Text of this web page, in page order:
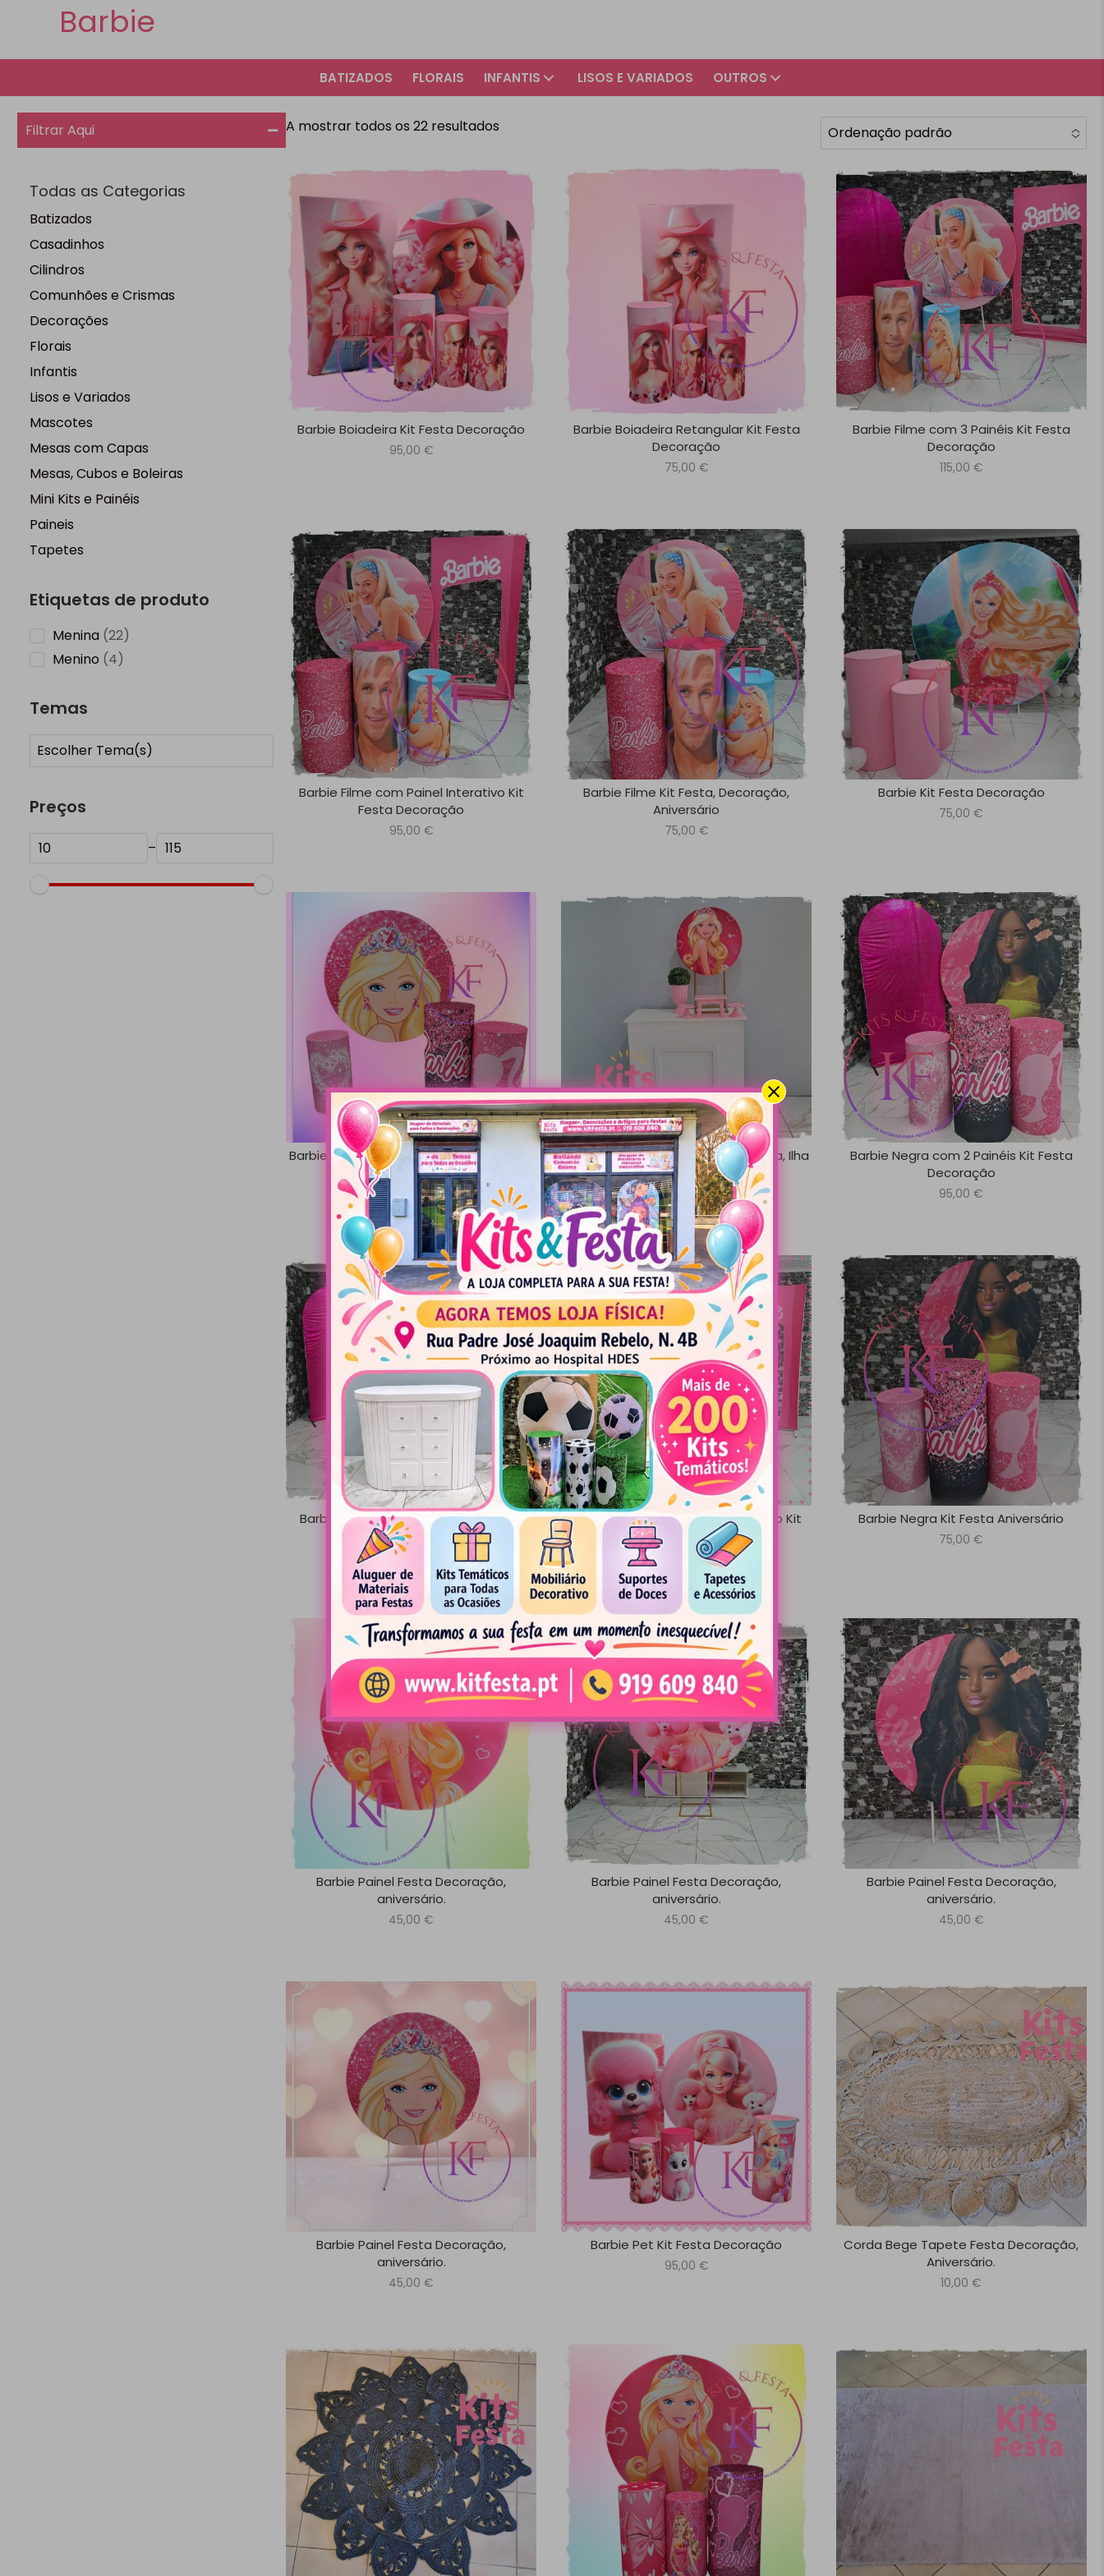
Barbie
BATIZADOS FLORAIS INFANTIS LISOS E VARIADOS OUTROS
Filtrar Aqui
Todas as Categorias
Batizados
Casadinhos
Cilindros
Comunhões e Crismas
Decorações
Florais
Infantis
Lisos e Variados
Mascotes
Mesas com Capas
Mesas, Cubos e Boleiras
Mini Kits e Painéis
Paineis
Tapetes
Etiquetas de produto
Menina 2222
Menino 44
Temas
Preços
–
A mostrar todos os 22 resultados
Ordenação padrão
No options to choose
Barbie Boiadeira Kit Festa Decoração
95,00 €
Barbie Boiadeira Retangular Kit Festa
Decoração
75,00 €
Barbie Filme com 3 Painéis Kit Festa
Decoração
115,00 €
Barbie Filme com Painel Interativo Kit
Festa Decoração
95,00 €
Barbie Filme Kit Festa, Decoração,
Aniversário
75,00 €
Barbie Kit Festa Decoração
75,00€
Barbie Kit Festa, decoração, aniversário.
75,00€
Barbie Mini Kit / Decoração de Mesa, Ilha
de São Miguel, Açores.
58,00€
Barbie Negra com 2 Painéis Kit Festa
Decoração
95,00€
Barbie Negra com 3 Painéis Kit Festa
Decoração
115,00
Barbie Negra com Painel Interativo Kit
Festa Decoração
95,00€
Barbie Negra Kit Festa Aniversário
75,00€
Barbie Painel Festa Decoração,
aniversário.
45,00€
Barbie Painel Festa Decoração,
aniversário.
45,00 €
Barbie Painel Festa Decoração,
aniversário.
45,00 €
Barbie Painel Festa Decoração,
aniversário.
45,00€
Barbie Pet Kit Festa Decoração
95,00 €
Corda Bege Tapete Festa Decoração,
Aniversário.
10,00€